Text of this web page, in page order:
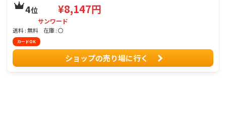
4位 ¥8,147円
サンワード
送料 : 無料 在庫 : 〇
カードOK
ショップの売り場に行く